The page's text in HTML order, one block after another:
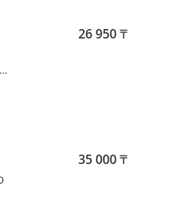
26 950₸
35 000₸